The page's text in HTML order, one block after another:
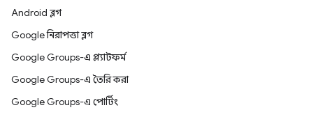
Android ব্লগ
Google নিরাপত্তা ব্লগ
Google Groups-এ প্ল্যাটফর্ম
Google Groups-এ তৈরি করা
Google Groups-এ পোর্টিং